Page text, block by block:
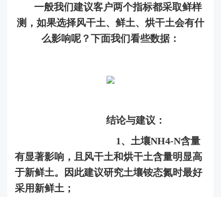
一般我们建议客户两个指标都采取鲜样
测，如果选择风干土、鲜土、烘干土会有什
么影响呢？下面我们看些数据：
结论与建议：
1、土壤NH4-N含量
有显著影响，且风干土和烘干土含量明显高
于新鲜土。因此建议研究土壤铵态氮时最好
采用新鲜土；